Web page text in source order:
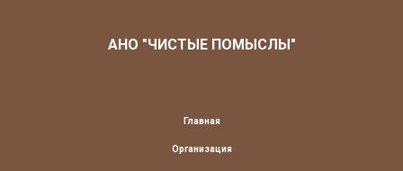
АНО "ЧИСТЫЕ ПОМЫСЛЫ"
Главная
Организация